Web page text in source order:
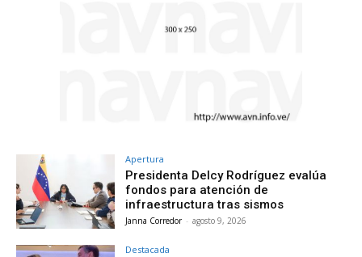
Apertura
Presidenta Delcy Rodríguez evalúa
fondos para atención de
infraestructura tras sismos
Janna Corredor - agosto 9, 2026
Destacada